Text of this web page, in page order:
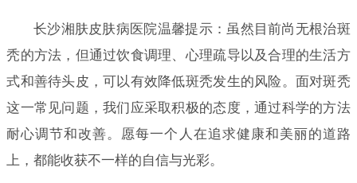
长沙湘肤皮肤病医院温馨提示：虽然目前尚无根治斑
秃的方法，但通过饮食调理、心理疏导以及合理的生活方
式和善待头皮，可以有效降低斑秃发生的风险。面对斑秃
这一常见问题，我们应采取积极的态度，通过科学的方法
耐心调节和改善。愿每一个人在追求健康和美丽的道路
上，都能收获不一样的自信与光彩。